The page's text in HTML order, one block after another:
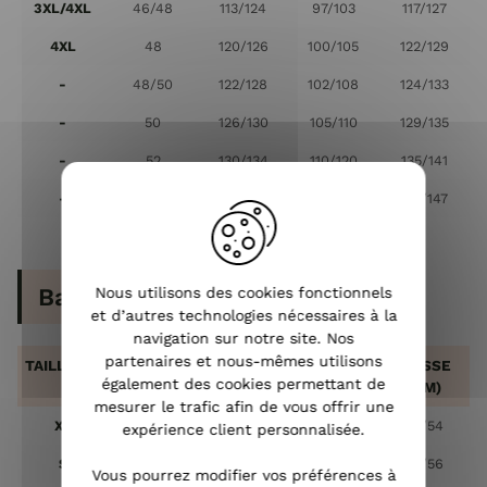
3XL/4XL 46/48 113/124 97/103 117/127
4XL 48 120/126 100/105 122/129
- 48/50 122/128 102/108 124/133
- 50 126/130 105/110 129/135
- 52 130/134 110/120 135/141
- 134/138 141/147
Bas : Jean, jupe, pantalon, ...
TAILLE US TAILLE FR
TAILLE
(CM)
BASSIN
(CM)
CUISSE
(CM)
XS 34 60/64 86/90 52/54
S 54/56
Nous utilisons des cookies fonctionnels
et d’autres technologies nécessaires à la
navigation sur notre site. Nos
partenaires et nous-mêmes utilisons
également des cookies permettant de
mesurer le trafic afin de vous offrir une
expérience client personnalisée.
Vous pourrez modifier vos préférences à